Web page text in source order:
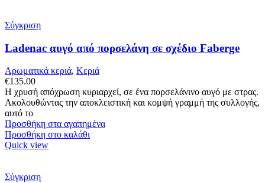
Σύγκριση
Ladenac αυγό από πορσελάνη σε σχέδιο Faberge
Αρωματικά κεριά, Κεριά
€135.00
Η χρυσή απόχρωση κυριαρχεί, σε ένα πορσελάνινο αυγό με στρας.
Ακολουθώντας την αποκλειστική και κομψή γραμμή της συλλογής,
αυτό το
Προσθήκη στα αγαπημένα
Προσθήκη στο καλάθι
Quick view
Σύγκριση